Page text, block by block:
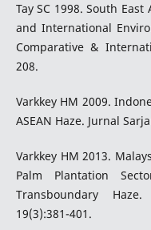
Tay SC 1998. South East
and International
Comparative &
208.
Varkkey HM 2009.
ASEAN Haze. Jurnal
Varkkey HM 2013.
Palm Plantation
Transboundary
19(3):381-401.